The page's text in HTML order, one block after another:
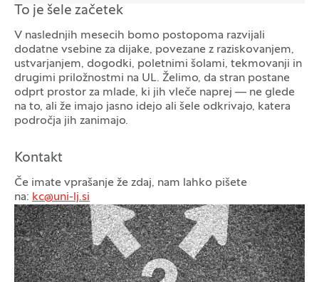
To je šele začetek
V naslednjih mesecih bomo postopoma razvijali
dodatne vsebine za dijake, povezane z raziskovanjem,
ustvarjanjem, dogodki, poletnimi šolami, tekmovanji in
drugimi priložnostmi na UL. Želimo, da stran postane
odprt prostor za mlade, ki jih vleče naprej — ne glede
na to, ali že imajo jasno idejo ali šele odkrivajo, katera
področja jih zanimajo.
Kontakt
Če imate vprašanje že zdaj, nam lahko pišete
na: kc@uni-lj.si